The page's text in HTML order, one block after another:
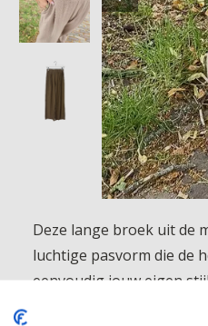
Deze lange broek uit de
luchtige pasvorm die de
eenvoudig jouw eigen